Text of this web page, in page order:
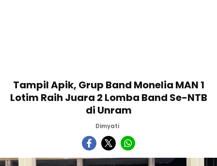
Tampil Apik, Grup Band Monelia MAN 1
Lotim Raih Juara 2 Lomba Band Se-NTB
di Unram
Dimyati